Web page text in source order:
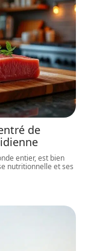
de
entier, est bien
nutritionnelle et ses